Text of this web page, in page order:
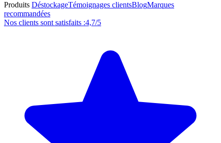
Produits DéstockageTémoignages clientsBlogMarques
recommandées
Nos clients sont satisfaits :4,7/5